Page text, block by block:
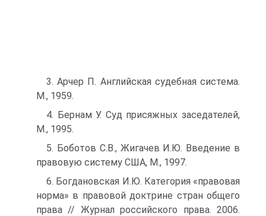
3. Арчер П. Английская судебная система.
М., 1959.
4. Бернам У. Суд присяжных заседателей,
М., 1995.
5. Боботов С.В., Жигачев И.Ю. Введение в
правовую систему США, М., 1997.
6. Богдановская И.Ю. Категория «правовая
норма» в правовой доктрине стран общего
права // Журнал российского права. 2006.